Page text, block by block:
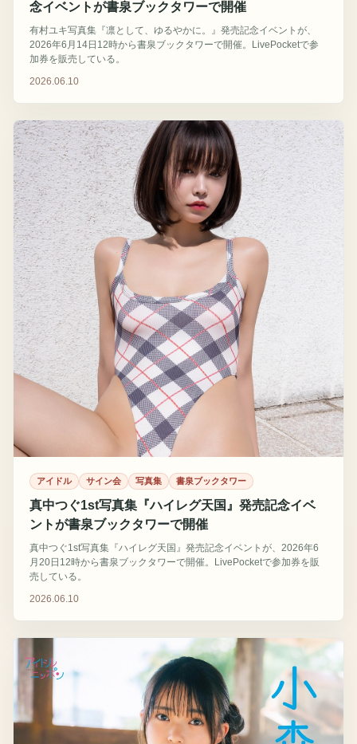
念イベントが書泉ブックタワーで開催
有村ユキ写真集『凛として、ゆるやかに。』発売記念イベントが、
2026年6月14日12時から書泉ブックタワーで開催。LivePocketで参
加券を販売している。
2026.06.10
アイドル サイン会 写真集 書泉ブックタワー
真中つぐ1st写真集『ハイレグ天国』発売記念イベ
ントが書泉ブックタワーで開催
真中つぐ1st写真集『ハイレグ天国』発売記念イベントが、2026年6
月20日12時から書泉ブックタワーで開催。LivePocketで参加券を販
売している。
2026.06.10